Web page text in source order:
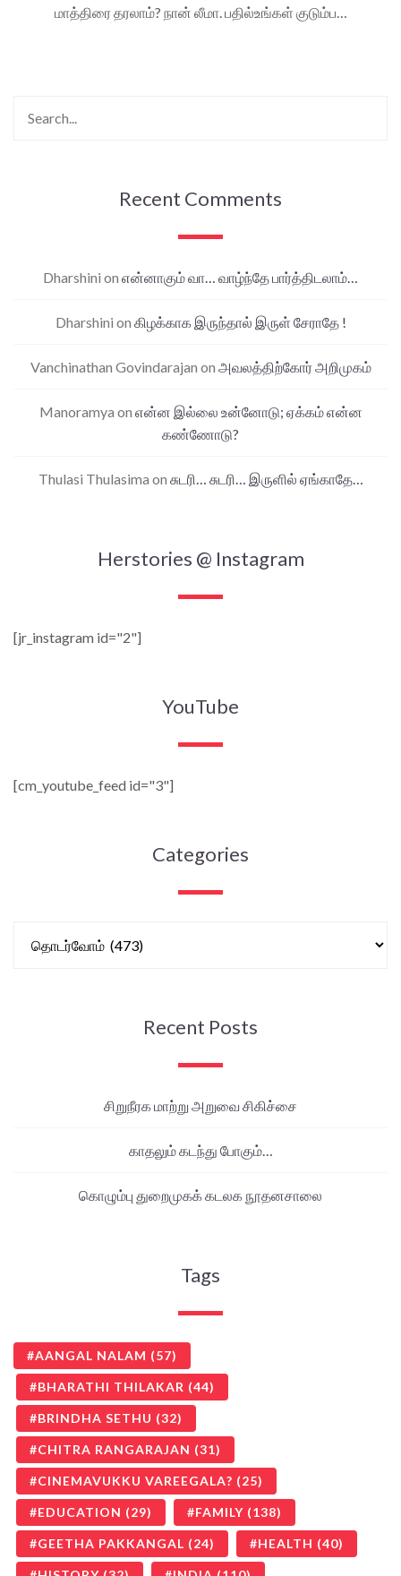
மாத்திரை தரலாம்? நான் லீமா. பதில்உங்கள் குடும்ப…
Recent Comments
Dharshini on என்னாகும் வா… வாழ்ந்தே பார்த்திடலாம்…
Dharshini on கிழக்காக இருந்தால் இருள் சேராதே !
Vanchinathan Govindarajan on அவலத்திற்கோர் அறிமுகம்
Manoramya on என்ன இல்லை உன்னோடு; ஏக்கம் என்ன
கண்ணோடு?
Thulasi Thulasima on சுடரி… சுடரி… இருளில் ஏங்காதே…
Herstories @ Instagram
[jr_instagram id="2"]
YouTube
[cm_youtube_feed id="3"]
Categories
Recent Posts
சிறுநீரக மாற்று அறுவை சிகிச்சை
காதலும் கடந்து போகும்…
கொழும்பு துறைமுகக் கடலக நூதனசாலை
Tags
AANGAL NALAM (57)
BHARATHI THILAKAR (44)
BRINDHA SETHU (32)
CHITRA RANGARAJAN (31)
CINEMAVUKKU VAREEGALA? (25)
EDUCATION (29) FAMILY (138)
GEETHA PAKKANGAL (24) HEALTH (40)